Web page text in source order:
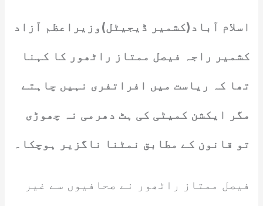
اسلام آباد(کشمیر ڈیجیٹل)وزیراعظم آزاد
کشمیر راجہ فیصل ممتاز راٹھور کا کہنا
تھا کہ ریاست میں افراتفری نہیں چاہتے
مگر ایکشن کمیٹی کی ہٹ دھرمی نہ چھوڑی
تو قانون کے مطابق نمٹنا ناگزیر ہوچکا۔
فیصل ممتاز راٹھور نے صحافیوں سے غیر